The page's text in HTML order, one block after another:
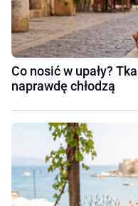
Co nosić w upały?
naprawdę chłodzą